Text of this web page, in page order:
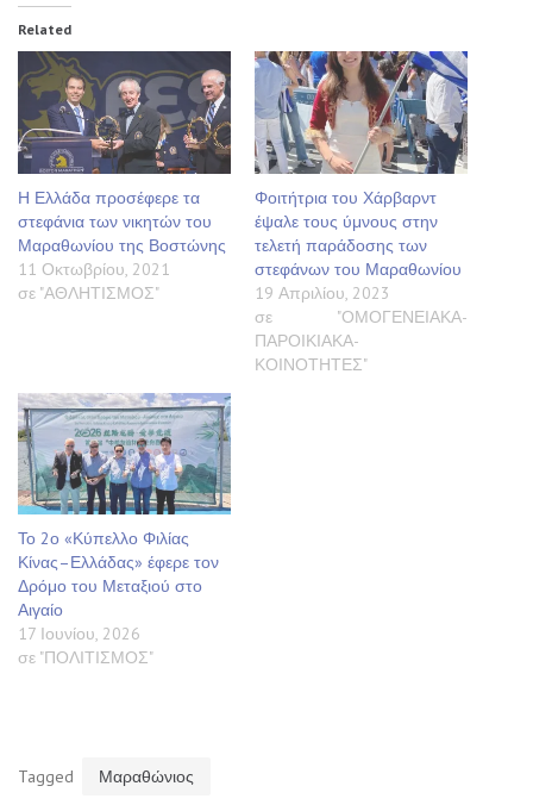
Related
Η Ελλάδα προσέφερε τα
στεφάνια των νικητών του
Μαραθωνίου της Βοστώνης
11 Οκτωβρίου, 2021
σε "ΑΘΛΗΤΙΣΜΟΣ"
Φοιτήτρια του Χάρβαρντ
έψαλε τους ύμνους στην
τελετή παράδοσης των
στεφάνων του Μαραθωνίου
19 Απριλίου, 2023
σε "ΟΜΟΓΕΝΕΙΑΚΑ-
ΠΑΡΟΙΚΙΑΚΑ-
ΚΟΙΝΟΤΗΤΕΣ"
Το 2ο «Κύπελλο Φιλίας
Κίνας–Ελλάδας» έφερε τον
Δρόμο του Μεταξιού στο
Αιγαίο
17 Ιουνίου, 2026
σε "ΠΟΛΙΤΙΣΜΟΣ"
Tagged Μαραθώνιος